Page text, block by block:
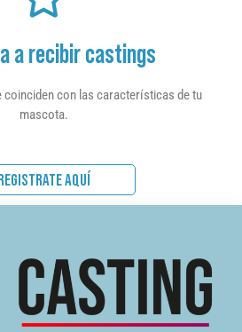
a recibir castings
coinciden con las características de tu
mascota.
AQUÍ